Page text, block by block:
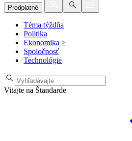
Predplatné
Téma týždňa
Politika
Ekonomika >
Spoločnosť
Technológie
Vitajte na Štandarde